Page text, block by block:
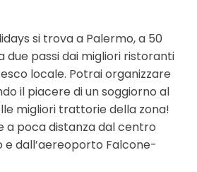
si trova a Palermo, a 50
due passi dai migliori ristoranti
locale. Potrai organizzare
il piacere di un soggiorno al
migliori trattorie della zona!
a poca distanza dal centro
e dall’aereoporto Falcone-